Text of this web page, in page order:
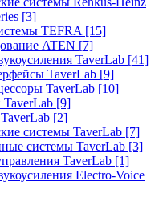
[3]
TEFRA [15]
ATEN [7]
TaverLab [41]
TaverLab [9]
TaverLab [10]
TaverLab [9]
[2]
системы TaverLab [7]
системы TaverLab [3]
TaverLab [1]
Electro-Voice